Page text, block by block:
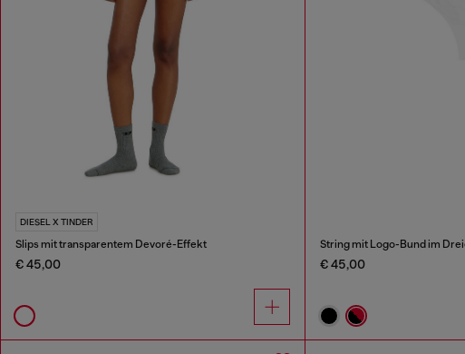
DIESEL X TINDER
Slips mit transparentem Devoré-Effekt
€ 45,00
String mit Logo-Bund im
€ 45,00